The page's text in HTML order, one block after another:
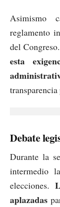
Asimismo
reglamento
del Congreso.
esta
Debate
Durante la
intermedio
elecciones.
aplazadas